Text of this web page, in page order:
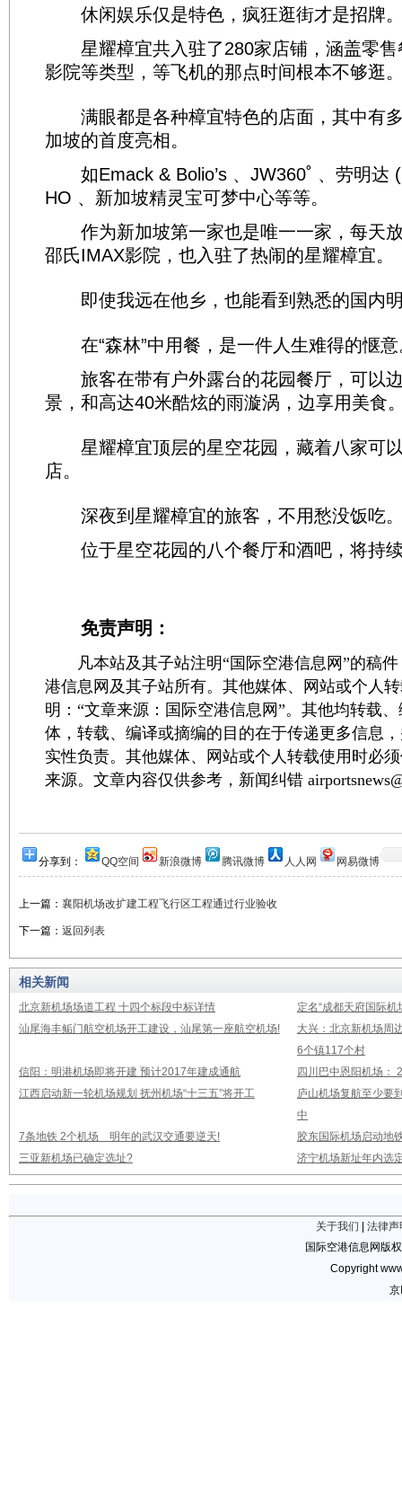
休闲娱乐仅是特色，疯狂逛街才是招牌
星耀樟宜共入驻了280家店铺，涵盖零售
影院等类型，等飞机的那点时间根本不够逛
满眼都是各种樟宜特色的店面，其中有
加坡的首度亮相。
如Emack & Bolio’s 、JW360˚ 、劳明达
HO 、新加坡精灵宝可梦中心等等。
作为新加坡第一家也是唯一一家，每天
邵氏IMAX影院，也入驻了热闹的星耀樟宜。
即使我远在他乡，也能看到熟悉的国内
在“森林”中用餐，是一件人生难得的惬意
旅客在带有户外露台的花园餐厅，可以
景，和高达40米酷炫的雨漩涡，边享用美食
星耀樟宜顶层的星空花园，藏着八家可
店。
深夜到星耀樟宜的旅客，不用愁没饭吃
位于星空花园的八个餐厅和酒吧，将持
免责声明：
凡本站及其子站注明“国际空港信息网”的稿件
港信息网及其子站所有。其他媒体、网站或个人
明：“文章来源：国际空港信息网”。其他均转载
体，转载、编译或摘编的目的在于传递更多信息
实性负责。其他媒体、网站或个人转载使用时必
来源。文章内容仅供参考，新闻纠错
分享到： QQ空间 新浪微博 腾讯微博 人人网 网易微博
上一篇： 襄阳机场改扩建工程飞行区工程通过行业验收
下一篇： 返回列表
相关新闻
北京新机场场道工程 十四个标段中标详情
定名“成都天府国际
汕尾海丰鲘门航空机场开工建设，汕尾第一座航空机场!
大兴：北京新机场周
6个镇117个村
信阳：明港机场即将开建 预计2017年建成通航
四川巴中恩阳机场：
江西启动新一轮机场规划 抚州机场“十三五”将开工
庐山机场复航至少要
中
7条地铁 2个机场 明年的武汉交通要逆天!
胶东国际机场启动地
三亚新机场已确定选址?
济宁机场新址年内选
关于我们
法律声
国际空港信息网版
Copyright